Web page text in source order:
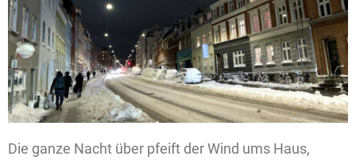
Die ganze Nacht über pfeift der Wind ums Haus,